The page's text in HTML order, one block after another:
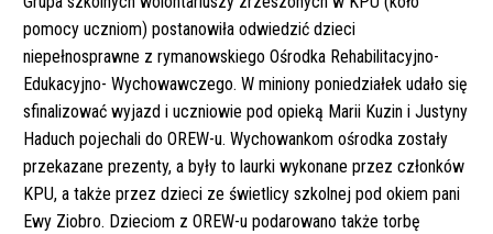
pomocy uczniom) postanowiła odwiedzić dzieci
niepełnosprawne z rymanowskiego Ośrodka Rehabilitacyjno-
Edukacyjno- Wychowawczego. W miniony poniedziałek udało się
sfinalizować wyjazd i uczniowie pod opieką Marii Kuzin i Justyny
Haduch pojechali do OREW-u. Wychowankom ośrodka zostały
przekazane prezenty, a były to laurki wykonane przez członków
KPU, a także przez dzieci ze świetlicy szkolnej pod okiem pani
Ewy Ziobro. Dzieciom z OREW-u podarowano także torbę